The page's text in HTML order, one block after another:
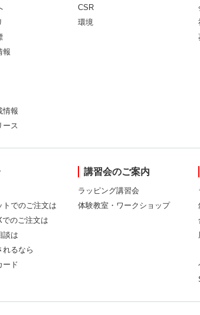
報
情報
ース
CSR
環境
トでのご注文は
でのご注文は
談は
れるなら
ード
講習会のご案内
ラッピング講習会
体験教室・ワークショップ